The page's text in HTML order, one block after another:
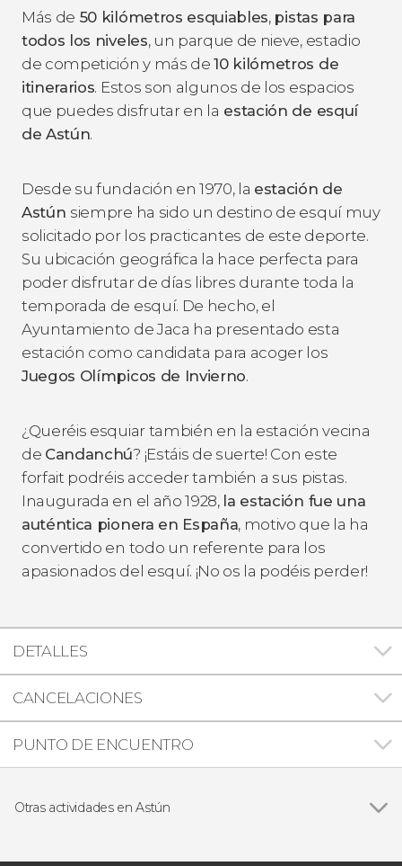
Más de 50 kilómetros esquiables, pistas para
todos los niveles, un parque de nieve, estadio
de competición y más de10 kilómetros de
itinerarios. Estos son algunos de los espacios
que puedes disfrutar en la estación de esquí
de Astún.
Desde su fundación en 1970, la estación de
Astún siempre ha sido un destino de esquí muy
solicitado por los practicantes de este deporte.
Su ubicación geográfica la hace perfecta para
poder disfrutar de días libres durante toda la
temporada de esquí. De hecho, el
Ayuntamiento de Jaca ha presentado esta
estación como candidata para acoger los
Juegos Olímpicos de Invierno.
¿Queréis esquiar también en la estación vecina
de Candanchú? ¡Estáis de suerte! Con este
forfait podréis acceder también a sus pistas.
Inaugurada en el año 1928, la estación fue una
auténtica pionera en España, motivo que la ha
convertido en todo un referente para los
apasionados del esquí. ¡No os la podéis perder!
DETALLES
CANCELACIONES
PUNTO DE ENCUENTRO
Otras actividades en Astún